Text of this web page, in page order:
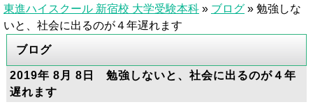
東進ハイスクール 新宿校 大学受験本科 » ブログ » 勉強しな
いと、社会に出るのが４年遅れます
ブログ
2019年 8月 8日 勉強しないと、社会に出るのが４年
遅れます